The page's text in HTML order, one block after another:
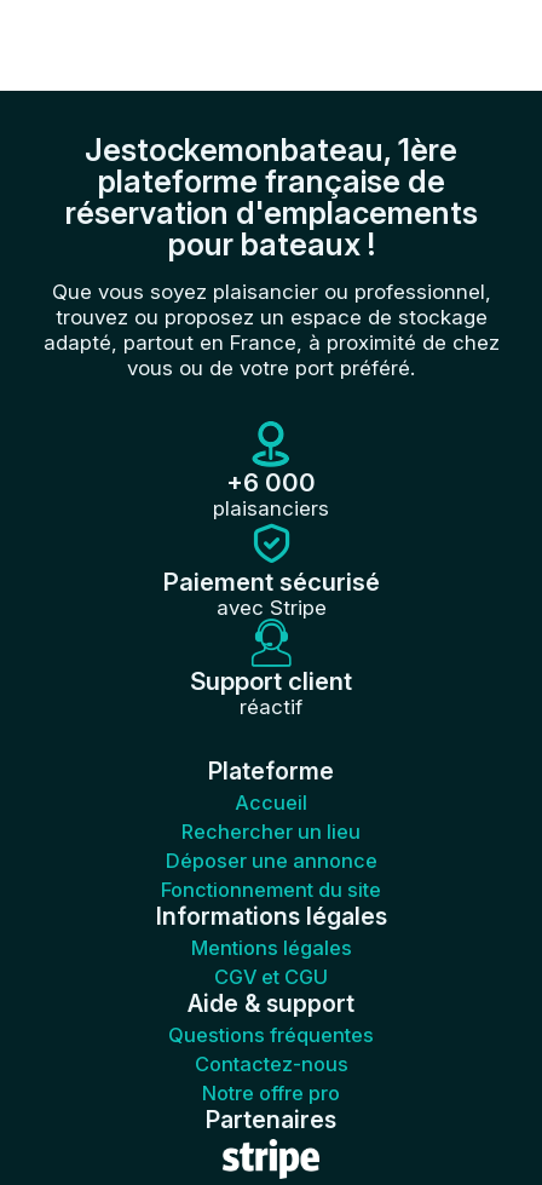
Jestockemonbateau, 1ère
plateforme française de
réservation d'emplacements
pour bateaux !
Que vous soyez plaisancier ou professionnel,
trouvez ou proposez un espace de stockage
adapté, partout en France, à proximité de chez
vous ou de votre port préféré.
+6 000
plaisanciers
Paiement sécurisé
avec Stripe
Support client
réactif
Plateforme
Accueil
Rechercher un lieu
Déposer une annonce
Fonctionnement du site
Informations légales
Mentions légales
CGV et CGU
Aide & support
Questions fréquentes
Contactez-nous
Notre offre pro
Partenaires